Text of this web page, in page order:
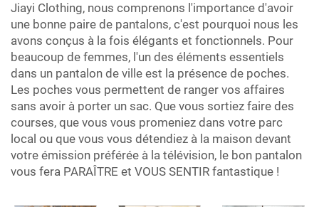
Jiayi Clothing, nous comprenons l'importance d'avoir
une bonne paire de pantalons, c'est pourquoi nous les
avons conçus à la fois élégants et fonctionnels. Pour
beaucoup de femmes, l'un des éléments essentiels
dans un pantalon de ville est la présence de poches.
Les poches vous permettent de ranger vos affaires
sans avoir à porter un sac. Que vous sortiez faire des
courses, que vous vous promeniez dans votre parc
local ou que vous vous détendiez à la maison devant
votre émission préférée à la télévision, le bon pantalon
vous fera PARAÎTRE et VOUS SENTIR fantastique !